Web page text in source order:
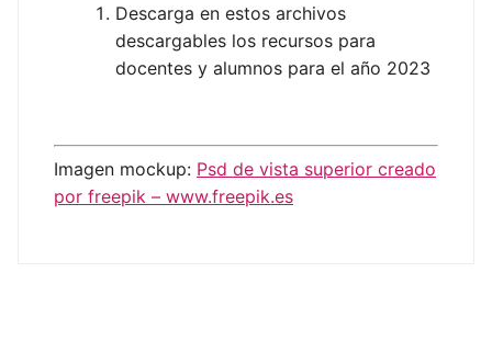
Descarga en estos archivos
descargables los recursos para
docentes y alumnos para el año 2023
Imagen mockup: Psd de vista superior creado
por freepik – www.freepik.es